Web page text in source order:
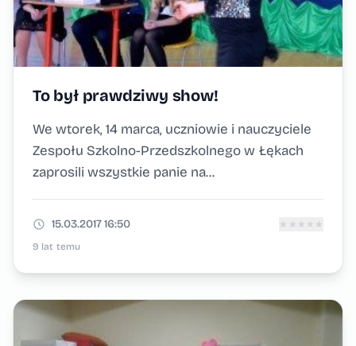
To był prawdziwy show!
We wtorek, 14 marca, uczniowie i nauczyciele
Zespołu Szkolno-Przedszkolnego w Łękach
zaprosili wszystkie panie na...
15.03.2017 16:50 ★ ★ ★ ★ ★
9 lat temu